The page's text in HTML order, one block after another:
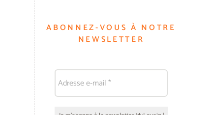
ABONNEZ-VOUS À NOTRE
NEWSLETTER